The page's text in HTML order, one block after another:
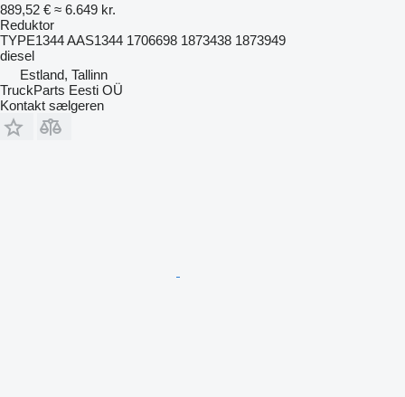
889,52 € ≈ 6.649 kr.
Reduktor
TYPE1344 AAS1344 1706698 1873438 1873949
diesel
Estland, Tallinn
TruckParts Eesti OÜ
Kontakt sælgeren